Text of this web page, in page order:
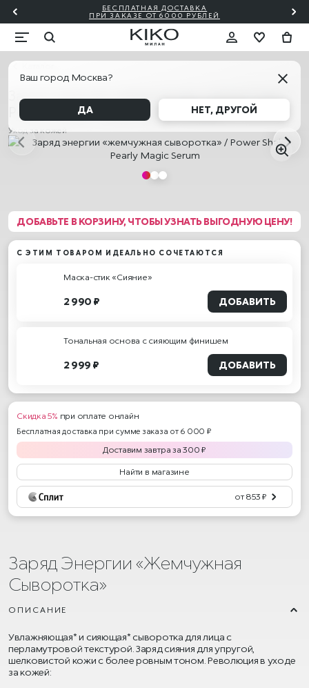
БЕСПЛАТНАЯ ДОСТАВКА
ПРИ ЗАКАЗЕ ОТ 6000 РУБЛЕЙ
Ваш город Москва?
ДА НЕТ, ДРУГОЙ
Заряд энергии «жемчужная сыворотка» /
Power Shake Pearly Magic Serum
Уход за кожей
ДОБАВЬТЕ В КОРЗИНУ, ЧТОБЫ УЗНАТЬ ВЫГОДНУЮ ЦЕНУ!
С ЭТИМ ТОВАРОМ ИДЕАЛЬНО СОЧЕТАЮТСЯ
Маска-стик «Сияние»
2 990 ₽ ДОБАВИТЬ
Тональная основа с сияющим финишем
2 999 ₽ ДОБАВИТЬ
Скидка 5% при оплате онлайн
Бесплатная доставка при сумме заказа от 6 000 ₽
Доставим завтра за300 ₽
Найти в магазине
от 853 ₽
Заряд Энергии «Жемчужная
Сыворотка»
ОПИСАНИЕ
Увлажняющая* и сияющая* сыворотка для лица с
перламутровой текстурой. Заряд сияния для упругой,
шелковистой кожи с более ровным тоном. Революция в уходе
за кожей: